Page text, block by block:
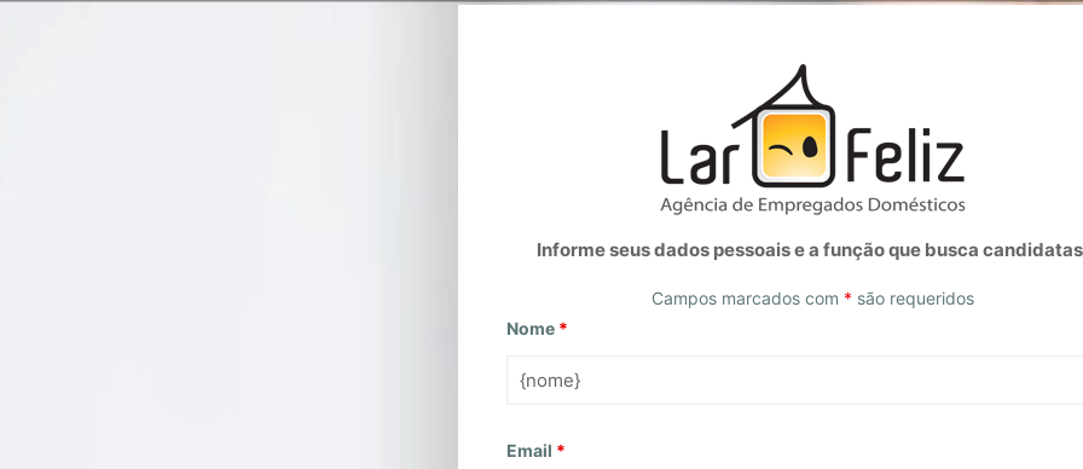
Informe seus dados pessoais e a função que busca
Campos marcados com * são requeridos
Nome *
Email *